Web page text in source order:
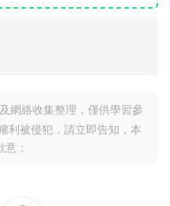
網絡收集整理，僅供學習參
利被侵犯，請立即告知，本
；